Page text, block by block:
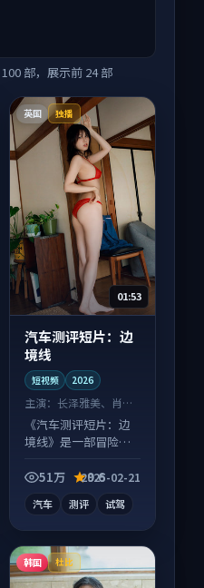
100 部，展示前 24部
英国 独播
01:53
汽车测评短片：边
境线
短视频 2026
主演：长泽雅美、肖战
等
《汽车测评短片：边
境线》是一部冒险向
续发酵，适合周末一
51万 9.6
2025-02-21
汽车 测评 试驾
韩国 杜比